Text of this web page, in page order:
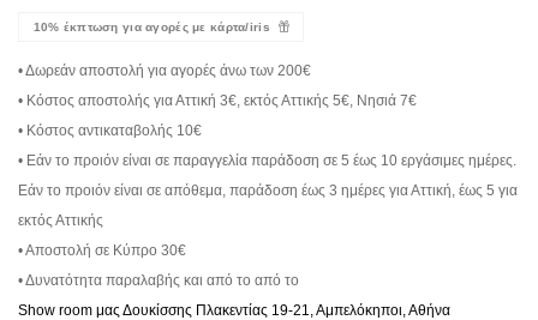
10% έκπτωση για αγορές με κάρτα/iris
• Δωρεάν αποστολή για αγορές άνω των 200€
• Κόστος αποστολής για Αττική 3€, εκτός Αττικής 5€, Νησιά 7€
• Κόστος αντικαταβολής 10€
• Εάν το προιόν είναι σε παραγγελία παράδοση σε 5 έως 10 εργάσιμες ημέρες.
Εάν το προιόν είναι σε απόθεμα, παράδοση έως 3 ημέρες για Αττική, έως 5 για
εκτός Αττικής
• Αποστολή σε Κύπρο 30€
• Δυνατότητα παραλαβής και από το από το
Show room μας Δουκίσσης Πλακεντίας 19-21, Αμπελόκηποι, Αθήνα